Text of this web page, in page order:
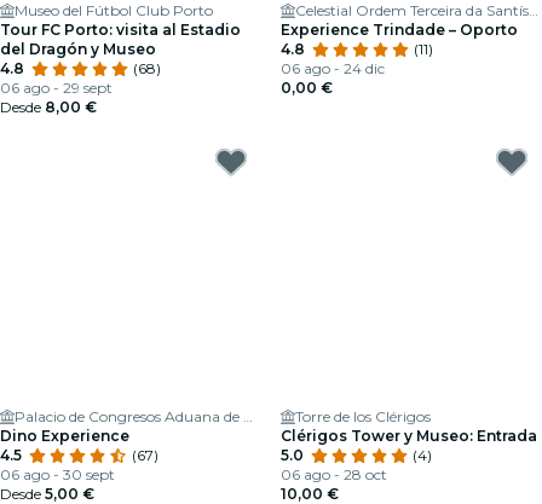
Museo del Fútbol Club Porto
Tour FC Porto: visita al Estadio
del Dragón y Museo
4.8
(68)
06 ago - 29 sept
Desde 8,00 €
Celestial Ordem Terceira da Santíssima Trindade
Experience Trindade – Oporto
4.8
(11)
06 ago - 24 dic
0,00 €
Palacio de Congresos Aduana de Oporto
Dino Experience
4.5
(67)
06 ago - 30 sept
Desde 5,00 €
Torre de los Clérigos
Clérigos Tower y Museo: Entrada
5.0
(4)
06 ago - 28 oct
10,00 €